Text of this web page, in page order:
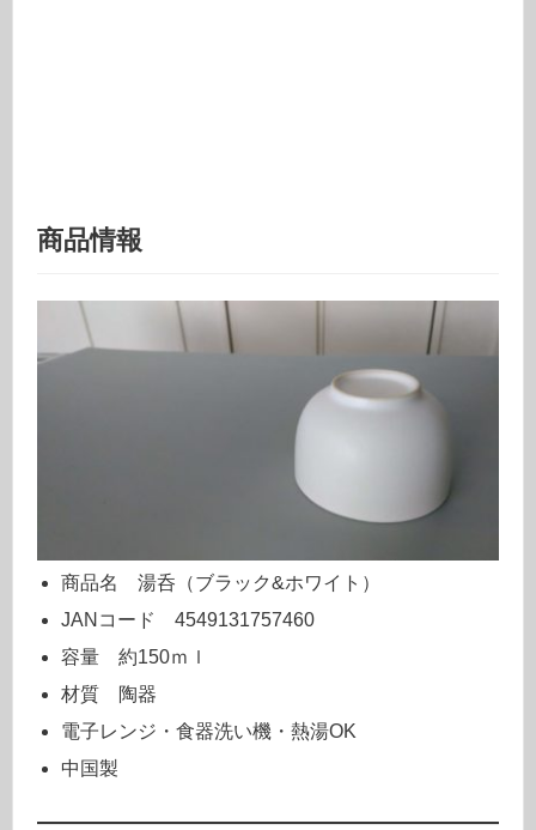
商品情報
商品名 湯呑（ブラック&ホワイト）
JANコード 4549131757460
容量 約150ｍｌ
材質 陶器
電子レンジ・食器洗い機・熱湯OK
中国製